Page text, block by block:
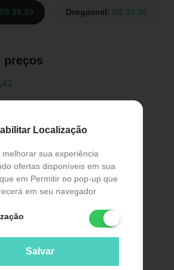
Localização
melhorar sua experiência
ofertas disponíveis em sua
em Permitir no pop-up que
em seu navegador
Salvar
R$ 29,39 Drogasmil: R$ 30,99
preços